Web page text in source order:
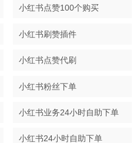
小红书点赞100个购买
小红书刷赞插件
小红书点赞代刷
小红书粉丝下单
小红书业务24小时自助下单
小红书24小时自助下单